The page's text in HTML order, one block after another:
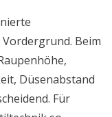
Beim
Düsenabstand
Für